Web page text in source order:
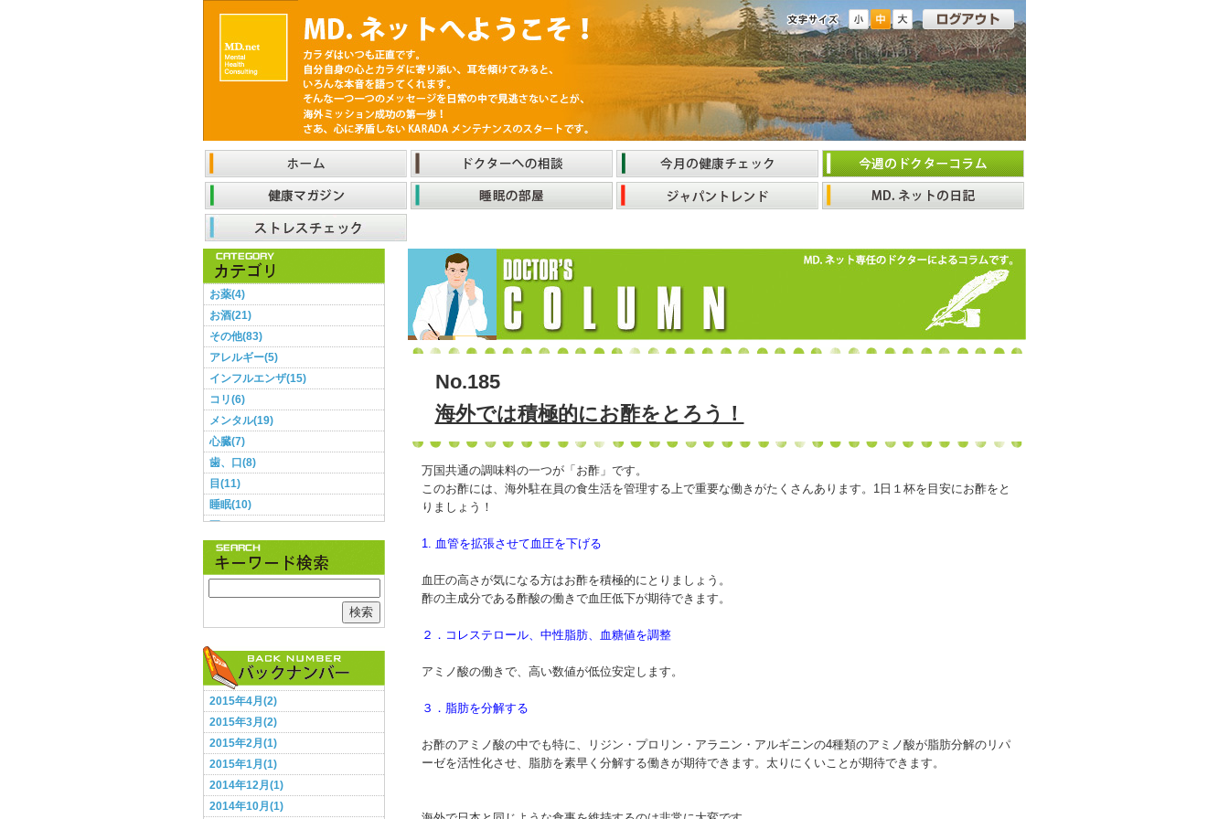
No.185
海外では積極的にお酢をとろう！
万国共通の調味料の一つが「お酢」です。
このお酢には、海外駐在員の食生活を管理する上で重要な働きがたくさんあります。1日１杯を目安にお酢をと
りましょう！
1. 血管を拡張させて血圧を下げる
血圧の高さが気になる方はお酢を積極的にとりましょう。
酢の主成分である酢酸の働きで血圧低下が期待できます。
２．コレステロール、中性脂肪、血糖値を調整
アミノ酸の働きで、高い数値が低位安定します。
３．脂肪を分解する
お酢のアミノ酸の中でも特に、リジン・プロリン・アラニン・アルギニンの4種類のアミノ酸が脂肪分解のリパ
ーゼを活性化させ、脂肪を素早く分解する働きが期待できます。太りにくいことが期待できます。
お薬(4)
お酒(21)
その他(83)
アレルギー(5)
インフルエンザ(15)
コリ(6)
メンタル(19)
心臓(7)
歯、口(8)
目(11)
睡眠(10)
耳(3)
肌(9)
肺(2)
脳(12)
腰(5)
血圧(8)
足(5)
頭(13)
食事(28)
鼻(2)
検索
2015年4月(2)
2015年3月(2)
2015年2月(1)
2015年1月(1)
2014年12月(1)
2014年10月(1)